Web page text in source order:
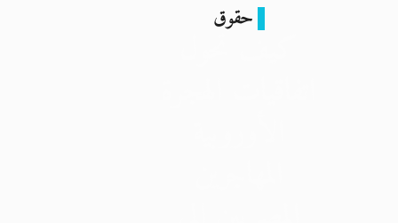
حقوق